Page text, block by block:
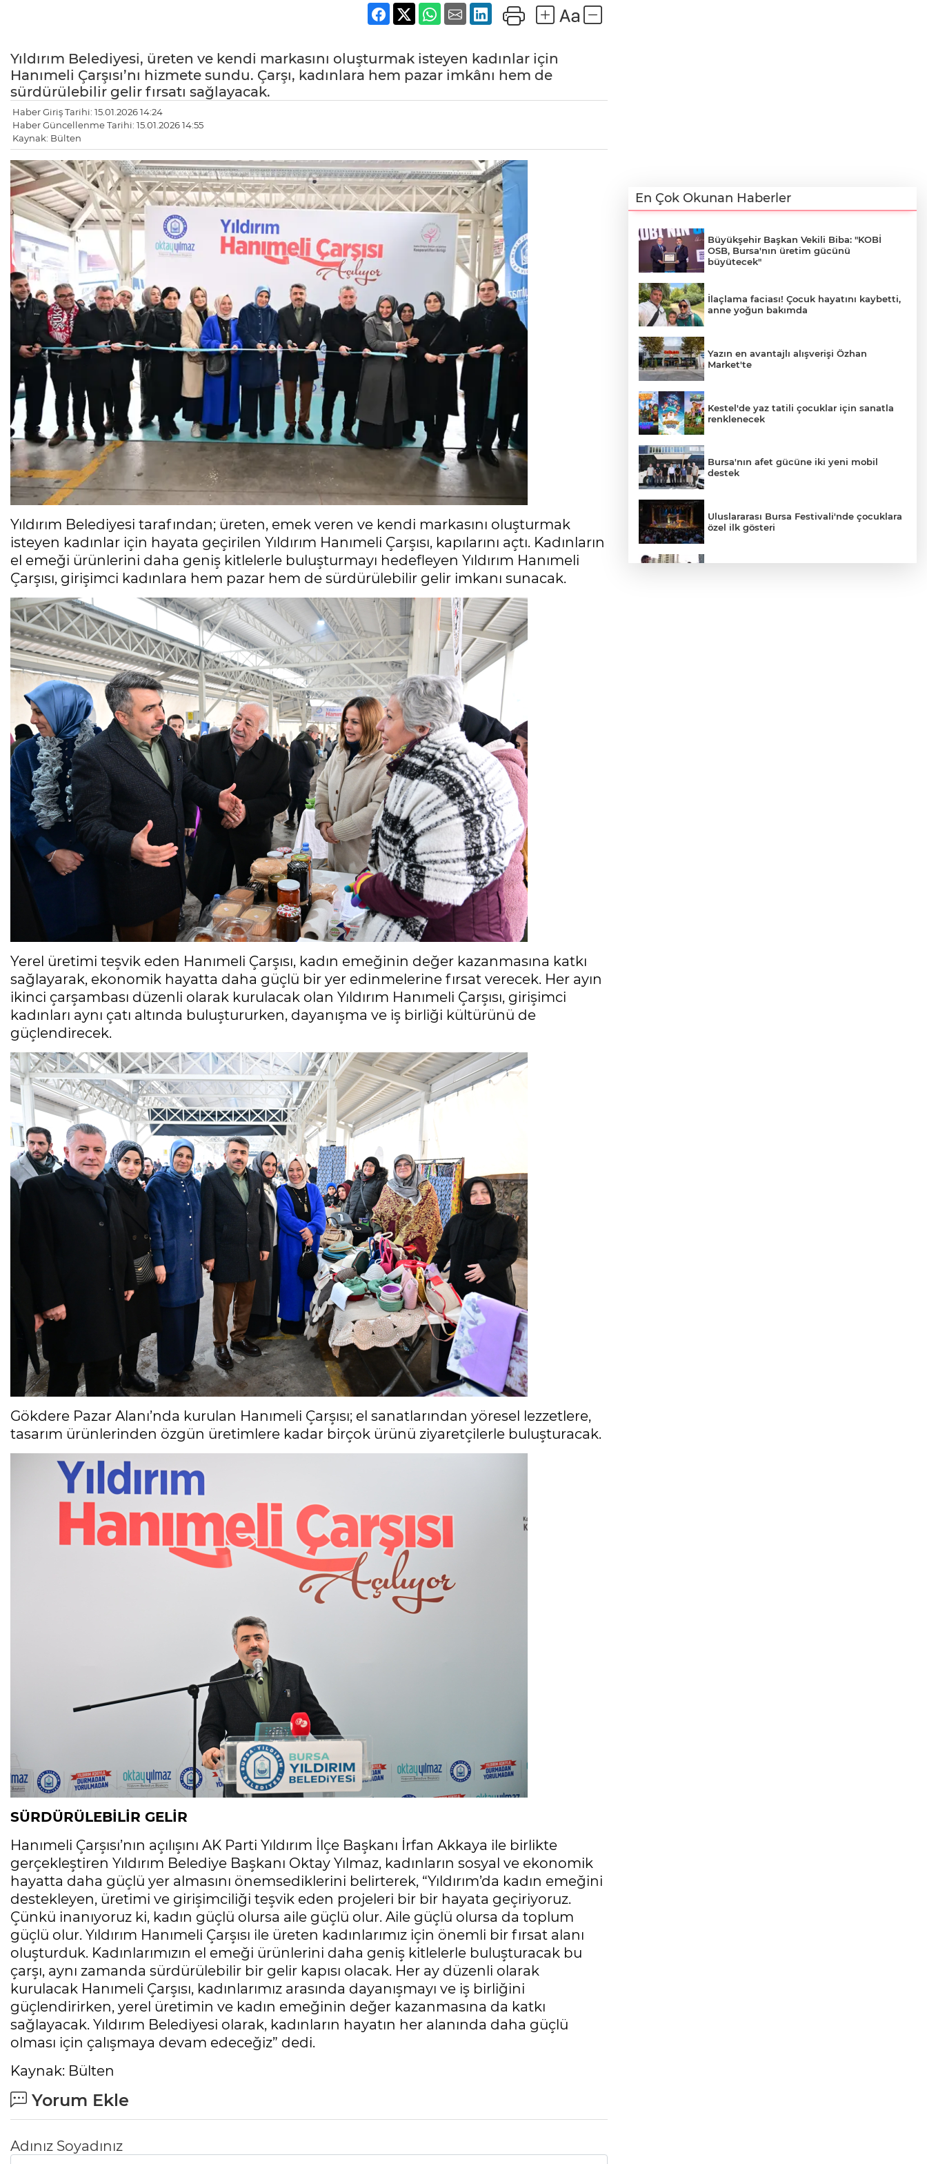
Yıldırım Belediyesi, üreten ve kendi markasını oluşturmak isteyen kadınlar için
Hanımeli Çarşısı’nı hizmete sundu. Çarşı, kadınlara hem pazar imkânı hem de
sürdürülebilir gelir fırsatı sağlayacak.
Haber Giriş Tarihi: 15.01.2026 14:24
Haber Güncellenme Tarihi: 15.01.2026 14:55
Kaynak: Bülten
Yıldırım Belediyesi tarafından; üreten, emek veren ve kendi markasını oluşturmak
isteyen kadınlar için hayata geçirilen Yıldırım Hanımeli Çarşısı, kapılarını açtı. Kadınların
el emeği ürünlerini daha geniş kitlelerle buluşturmayı hedefleyen Yıldırım Hanımeli
Çarşısı, girişimci kadınlara hem pazar hem de sürdürülebilir gelir imkanı sunacak.
Yerel üretimi teşvik eden Hanımeli Çarşısı, kadın emeğinin değer kazanmasına katkı
sağlayarak, ekonomik hayatta daha güçlü bir yer edinmelerine fırsat verecek. Her ayın
ikinci çarşambası düzenli olarak kurulacak olan Yıldırım Hanımeli Çarşısı, girişimci
kadınları aynı çatı altında buluştururken, dayanışma ve iş birliği kültürünü de
güçlendirecek.
Gökdere Pazar Alanı’nda kurulan Hanımeli Çarşısı; el sanatlarından yöresel lezzetlere,
tasarım ürünlerinden özgün üretimlere kadar birçok ürünü ziyaretçilerle buluşturacak.
SÜRDÜRÜLEBİLİR GELİR
Hanımeli Çarşısı’nın açılışını AK Parti Yıldırım İlçe Başkanı İrfan Akkaya ile birlikte
gerçekleştiren Yıldırım Belediye Başkanı Oktay Yılmaz, kadınların sosyal ve ekonomik
hayatta daha güçlü yer almasını önemsediklerini belirterek, “Yıldırım’da kadın emeğini
destekleyen, üretimi ve girişimciliği teşvik eden projeleri bir bir hayata geçiriyoruz.
Çünkü inanıyoruz ki, kadın güçlü olursa aile güçlü olur. Aile güçlü olursa da toplum
güçlü olur. Yıldırım Hanımeli Çarşısı ile üreten kadınlarımız için önemli bir fırsat alanı
oluşturduk. Kadınlarımızın el emeği ürünlerini daha geniş kitlelerle buluşturacak bu
çarşı, aynı zamanda sürdürülebilir bir gelir kapısı olacak. Her ay düzenli olarak
kurulacak Hanımeli Çarşısı, kadınlarımız arasında dayanışmayı ve iş birliğini
güçlendirirken, yerel üretimin ve kadın emeğinin değer kazanmasına da katkı
sağlayacak. Yıldırım Belediyesi olarak, kadınların hayatın her alanında daha güçlü
olması için çalışmaya devam edeceğiz” dedi.
Kaynak: Bülten
Yorum Ekle
Adınız Soyadınız
En Çok Okunan Haberler
Büyükşehir Başkan Vekili Biba: "KOBİ
OSB, Bursa'nın üretim gücünü
büyütecek"
İlaçlama faciası! Çocuk hayatını kaybetti,
anne yoğun bakımda
Yazın en avantajlı alışverişi Özhan
Market'te
Kestel'de yaz tatili çocuklar için sanatla
renklenecek
Bursa'nın afet gücüne iki yeni mobil
destek
Uluslararası Bursa Festivali'nde çocuklara
özel ilk gösteri